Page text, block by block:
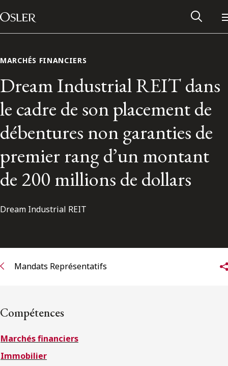
Passer au contenu
Main Navigation
Contactez-nous
S’abonner aux articles Osler
MARCHÉS FINANCIERS
Dream Industrial REIT dans
le cadre de son placement de
débentures non garanties de
premier rang d’un montant
de 200 millions de dollars
Dream Industrial REIT
Mandats Représentatifs
Compétences
Marchés financiers
Immobilier